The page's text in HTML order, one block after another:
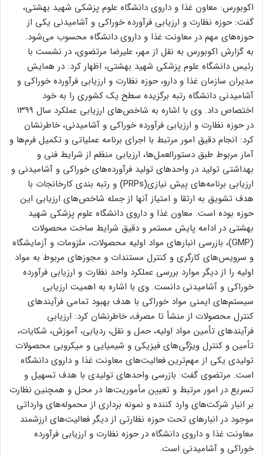
اکوبورس: معاون غذا و داروی دانشگاه علوم پزشکی شهید بهشتی،
گفت: حوزه نظارت و ارزیابی فرآورده خوراکی و آشامیدنی یکی از
حوزه‌های مهم در معاونت غذا و داروی دانشگاه محسوب می‌شود.
به گزارش اکوبورس به نقل از مهر، علیرضا مرتضوی، در نشست با
رئیس دانشگاه علوم پزشکی شهید بهشتی، اظهار کرد: در همایش
مدیران سازمان غذا و دارو، حوزه نظارت و ارزیابی فرآورده خوراکی و
آشامیدنی دانشگاه رتبه برگزیده سطح یک کشوری را به خود
اختصاص داد. وی با اشاره به شاخص‌های ارزیابی عملکرد سال ۱۳۹۹
در حوزه نظارت و ارزیابی فرآورده خوراکی و آشامیدنی، خاطرنشان
کرد: انجام دقیق امور مرتبط با اجرای برنامه عملیاتی و تکمیل فرم‌ها و
آمار مربوط طبق دستورالعمل‌ها، ارزیابی منظم از شرایط فنی و
بهداشتی تولید در واحدهای تولید فرآورده‌های خوراکی و آشامیدنی و
ارزیابی برنامه‌های پیش نیازی(PRPs) و رتبه بندی کارخانجات با
هدف تشویق به ارتقا و امتیاز آنها از جمله شاخص‌های ارزیابی این
حوزه بوده است. معاون غذا و داروی دانشگاه علوم پزشکی شهید
بهشتی در ادامه پایش مستمر و دقیق شرایط ساخت محصولات
(GMP)، بازرسی انبارهای مواد اولیه محصولات، ملزومات و آزمایشگاه
و سرویس‌های کارگری و کنترل مستندات و مجوزهای مربوط به مواد
اولیه را از دیگر موارد بررسی عملکرد واحد نظارت و ارزیابی فرآورده
خوراکی و آشامیدنی دانست. وی با اشاره به اهمیت ارزیابی
سیستم‌های ایمنی مواد خوراکی با هدف بهبود تمامی فرآیندهای
کنترل محصولات از منشأ تا مصرف، خاطرنشان کرد: ارزیابی
فرآیندهای تأمین مواد اولیه، حمل و نقل، ردیابی، آموزش، شکایات،
تأمین و کنترل ویژگی‌های فیزیکی و شیمیایی و میکروبی محصولات
تولیدی یکی از مهم‌ترین فعالیت‌های معاونت غذا و داروی دانشگاه
است. مرتضوی گفت: بازرسی واحدهای تولیدی با هدف تسهیل و
تسریع در امور مرتبط و تعیین مأموریت‌ها در محل و همچنین نظارت
بر انبار شرکت‌های وارد کننده و نمونه برداری از محموله‌های وارداتی
موجود در انبارهای تحت حوزه نظارتی از دیگر فعالیت‌های ارزشمند
معاونت غذا و داروی دانشگاه در حوزه نظارت و ارزیابی فرآورده
خوراکی و آشامیدنی است.